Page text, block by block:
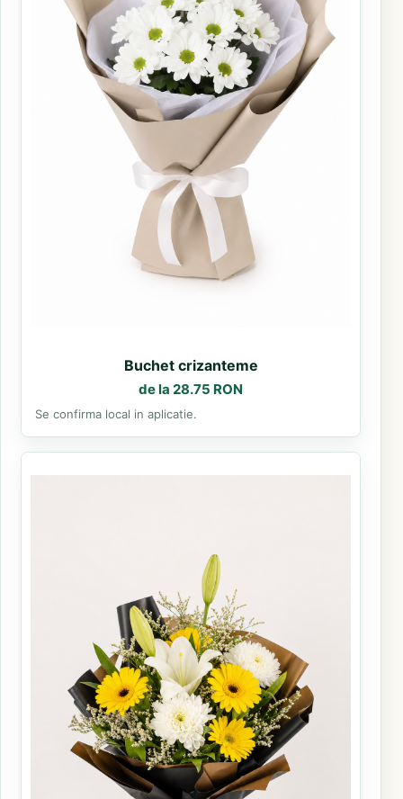
Buchet crizanteme
de la 28.75 RON
Se confirma local in aplicatie.